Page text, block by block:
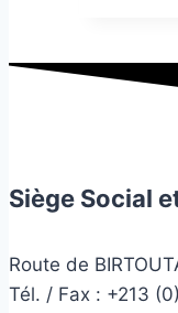
Siège Social
Route de
Tél. / Fax : +213